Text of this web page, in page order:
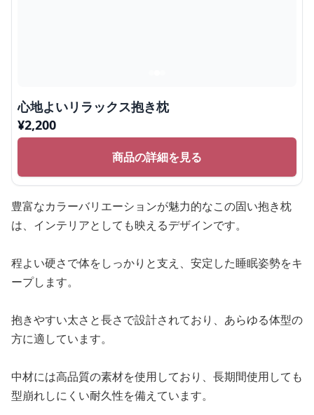
心地よいリラックス抱き枕
¥2,200
商品の詳細を見る
豊富なカラーバリエーションが魅力的なこの固い抱き枕
は、インテリアとしても映えるデザインです。
程よい硬さで体をしっかりと支え、安定した睡眠姿勢をキ
ープします。
抱きやすい太さと長さで設計されており、あらゆる体型の
方に適しています。
中材には高品質の素材を使用しており、長期間使用しても
型崩れしにくい耐久性を備えています。